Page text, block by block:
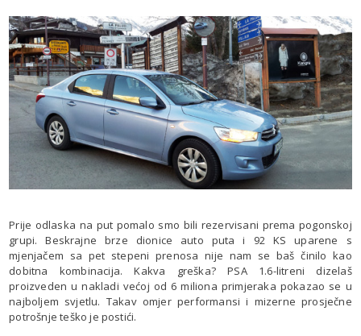
Prije odlaska na put pomalo smo bili rezervisani prema pogonskoj
grupi. Beskrajne brze dionice auto puta i 92 KS uparene s
mjenjačem sa pet stepeni prenosa nije nam se baš činilo kao
dobitna kombinacija. Kakva greška? PSA 1.6-litreni dizelaš
proizveden u nakladi većoj od 6 miliona primjeraka pokazao se u
najboljem svjetlu. Takav omjer performansi i mizerne prosječne
potrošnje teško je postići.